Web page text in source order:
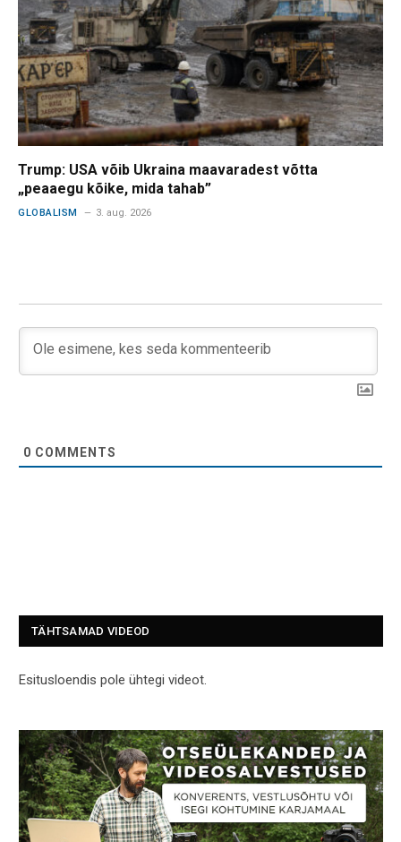
Trump: USA võib Ukraina maavaradest võtta
„peaaegu kõike, mida tahab”
GLOBALISM 3. aug. 2026
0 COMMENTS
TÄHTSAMAD VIDEOD
Esitusloendis pole ühtegi videot.